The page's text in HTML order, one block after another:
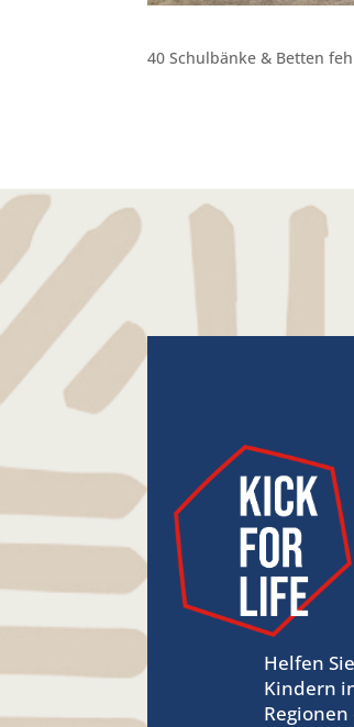
40 Schulbänke & Betten
Helfen
Kindern